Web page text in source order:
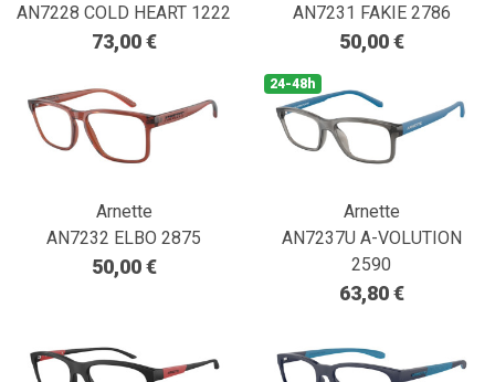
AN7228 COLD HEART 1222
73,00 €
AN7231 FAKIE 2786
50,00 €
Arnette
AN7232 ELBO 2875
50,00 €
24-48h
Arnette
AN7237U A-VOLUTION
2590
63,80 €